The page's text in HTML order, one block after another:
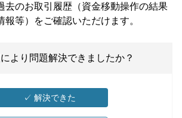
去のお取引履歴（資金移動操作の結果
報等）をご確認いただけます。
より問題解決できましたか？
✓ 解決できた